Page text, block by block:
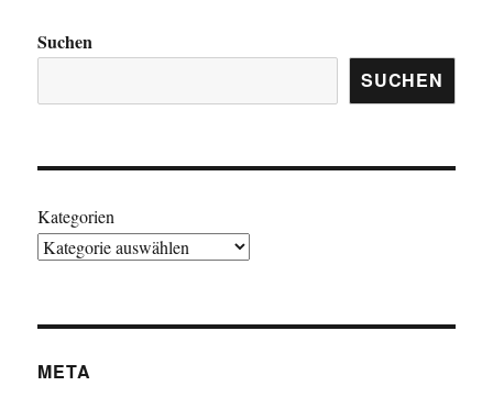
Suchen
SUCHEN
Kategorien
META